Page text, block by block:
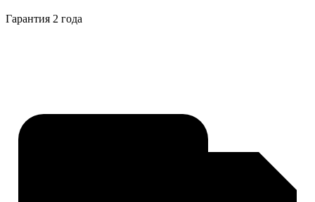
Гарантия 2 года